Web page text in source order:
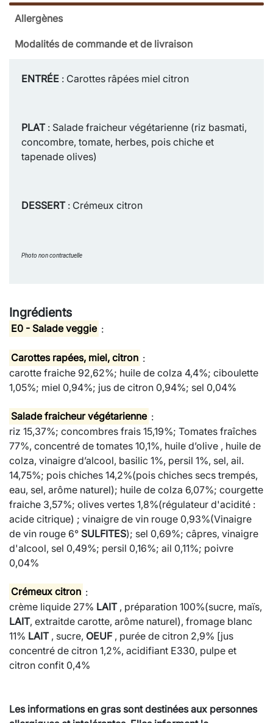
Allergènes
Modalités de commande et de livraison
ENTRÉE : Carottes râpées miel citron
PLAT: Salade fraicheur végétarienne (riz basmati,
concombre, tomate, herbes, pois chiche et
tapenade olives)
DESSERT: Crémeux citron
Photo non contractuelle
Ingrédients
E0 - Salade veggie :
Carottes rapées, miel, citron :
carotte fraiche 92,62%; huile de colza 4,4%; ciboulette
1,05%; miel 0,94%; jus de citron 0,94%; sel 0,04%
Salade fraicheur végétarienne :
riz 15,37%; concombres frais 15,19%; Tomates fraîches
77%, concentré de tomates 10,1%, huile d’olive , huile de
colza, vinaigre d’alcool, basilic 1%, persil 1%, sel, ail.
14,75%; pois chiches 14,2%(pois chiches secs trempés,
eau, sel, arôme naturel); huile de colza 6,07%; courgette
fraiche 3,57%; olives vertes 1,8%(régulateur d'acidité :
acide citrique) ; vinaigre de vin rouge 0,93%(Vinaigre
de vin rouge 6° SULFITES); sel 0,69%; câpres, vinaigre
d'alcool, sel 0,49%; persil 0,16%; ail 0,11%; poivre
0,04%
Crémeux citron :
crème liquide 27% LAIT, préparation 100%(sucre, maïs,
LAIT, extraitde carotte, arôme naturel), fromage blanc
11% LAIT, sucre, OEUF, purée de citron 2,9% [jus
concentré de citron 1,2%, acidifiant E330, pulpe et
citron confit 0,4%
Les informations en gras sont destinées aux personnes